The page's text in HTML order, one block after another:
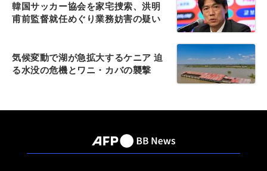
韓国サッカー協会を家宅捜索、洪明
甫前監督就任めぐり業務妨害の疑い
気候変動で湖が急拡大するケニア 迫
る水没の危機とワニ・カバの襲撃